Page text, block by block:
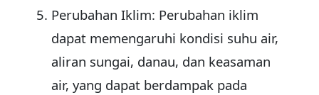
Perubahan Iklim: Perubahan iklim
dapat memengaruhi kondisi suhu air,
aliran sungai, danau, dan keasaman
air, yang dapat berdampak pada